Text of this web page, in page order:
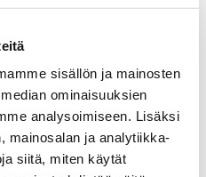
sisällön ja mainosten
ominaisuuksien
analysoimiseen. Lisäksi
mainosalan ja analytiikka-
siitä, miten käytät
ja
sekä 3 mm:n
316 -ruostumatonta
ja vähentää
käyttömukavuutta.
kuljetin